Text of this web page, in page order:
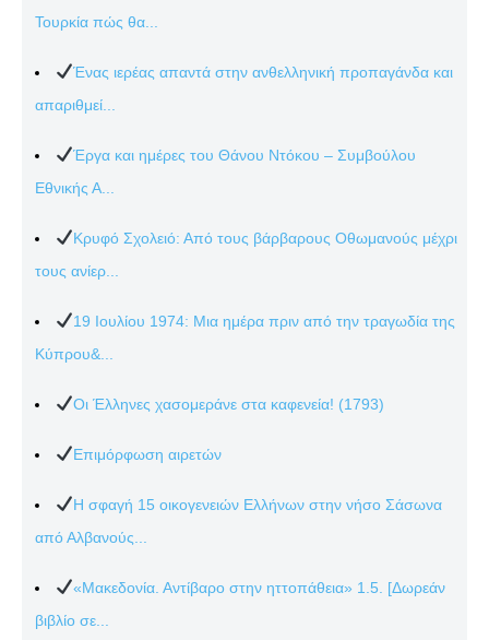
Τουρκία πώς θα...
Ένας ιερέας απαντά στην ανθελληνική προπαγάνδα και
απαριθμεί...
Έργα και ημέρες του Θάνου Ντόκου – Συμβούλου
Εθνικής Α...
Κρυφό Σχολειό: Από τους βάρβαρους Οθωμανούς μέχρι
τους ανίερ...
19 Ιουλίου 1974: Μια ημέρα πριν από την τραγωδία της
Κύπρου&...
Οι Έλληνες χασομεράνε στα καφενεία! (1793)
Επιμόρφωση αιρετών
Η σφαγή 15 οικογενειών Ελλήνων στην νήσο Σάσωνα
από Αλβανούς...
«Μακεδονία. Αντίβαρο στην ηττοπάθεια» 1.5. [Δωρεάν
βιβλίο σε...